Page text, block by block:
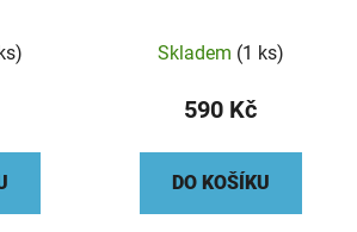
Skladem (1 ks)
590 Kč
DO KOŠÍKU